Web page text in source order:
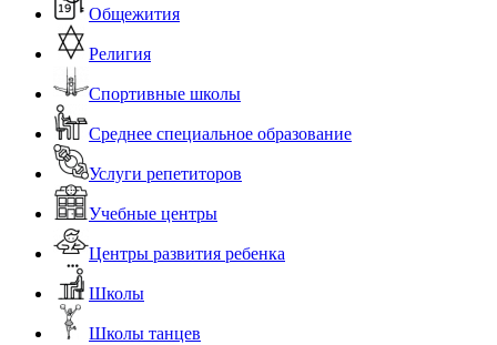
Общежития
Религия
Спортивные школы
Среднее специальное образование
Услуги репетиторов
Учебные центры
Центры развития ребенка
Школы
Школы танцев